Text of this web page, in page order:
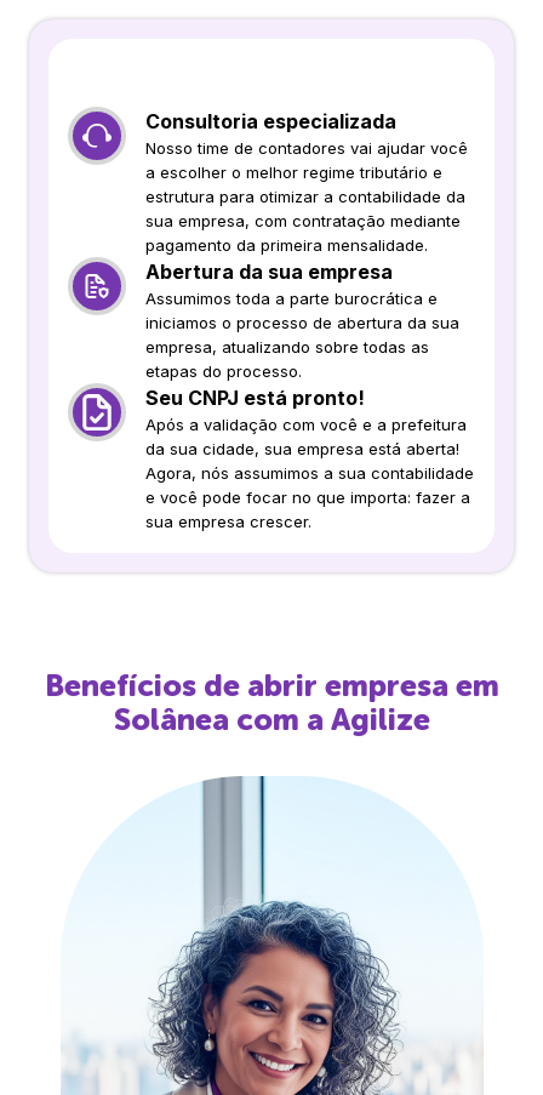
Consultoria especializada
Nosso time de contadores vai ajudar você
a escolher o melhor regime tributário e
estrutura para otimizar a contabilidade da
sua empresa, com contratação mediante
pagamento da primeira mensalidade.
Abertura da sua empresa
Assumimos toda a parte burocrática e
iniciamos o processo de abertura da sua
empresa, atualizando sobre todas as
etapas do processo.
Seu CNPJ está pronto!
Após a validação com você e a prefeitura
da sua cidade, sua empresa está aberta!
Agora, nós assumimos a sua contabilidade
e você pode focar no que importa: fazer a
sua empresa crescer.
Benefícios de abrir empresa em
Solânea com a Agilize